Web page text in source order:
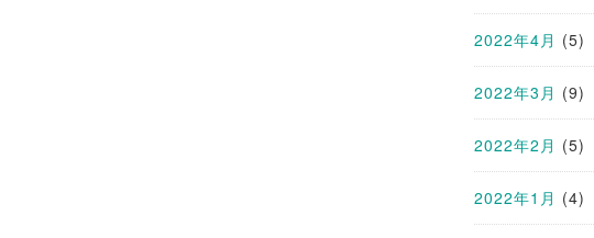
2022年4月 (5)
2022年3月 (9)
2022年2月 (5)
2022年1月 (4)